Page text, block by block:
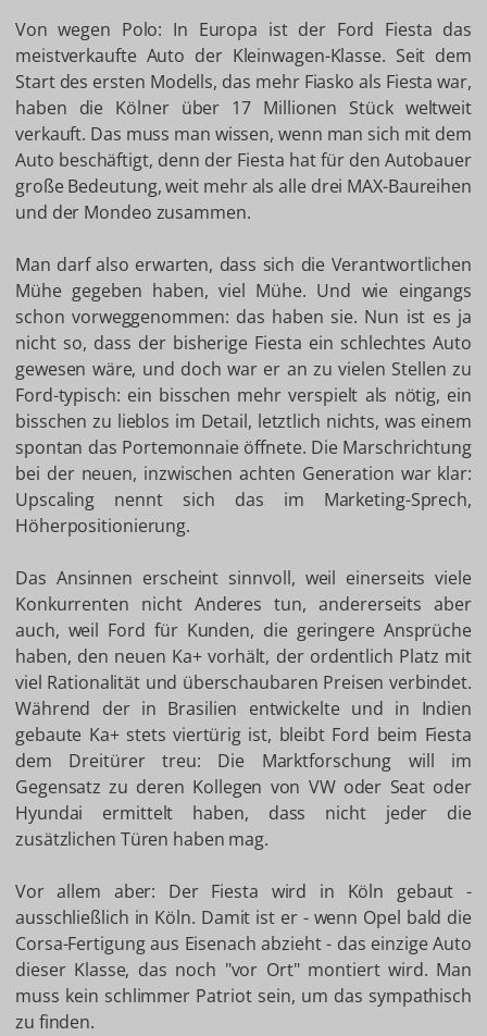
Von wegen Polo: In Europa ist der Ford Fiesta das
meistverkaufte Auto der Kleinwagen-Klasse. Seit dem
Start des ersten Modells, das mehr Fiasko als Fiesta war,
haben die Kölner über 17 Millionen Stück weltweit
verkauft. Das muss man wissen, wenn man sich mit dem
Auto beschäftigt, denn der Fiesta hat für den Autobauer
große Bedeutung, weit mehr als alle drei MAX-Baureihen
und der Mondeo zusammen.
Man darf also erwarten, dass sich die Verantwortlichen
Mühe gegeben haben, viel Mühe. Und wie eingangs
schon vorweggenommen: das haben sie. Nun ist es ja
nicht so, dass der bisherige Fiesta ein schlechtes Auto
gewesen wäre, und doch war er an zu vielen Stellen zu
Ford-typisch: ein bisschen mehr verspielt als nötig, ein
bisschen zu lieblos im Detail, letztlich nichts, was einem
spontan das Portemonnaie öffnete. Die Marschrichtung
bei der neuen, inzwischen achten Generation war klar:
Upscaling nennt sich das im Marketing-Sprech,
Höherpositionierung.
Das Ansinnen erscheint sinnvoll, weil einerseits viele
Konkurrenten nicht Anderes tun, andererseits aber
auch, weil Ford für Kunden, die geringere Ansprüche
haben, den neuen Ka+ vorhält, der ordentlich Platz mit
viel Rationalität und überschaubaren Preisen verbindet.
Während der in Brasilien entwickelte und in Indien
gebaute Ka+ stets viertürig ist, bleibt Ford beim Fiesta
dem Dreitürer treu: Die Marktforschung will im
Gegensatz zu deren Kollegen von VW oder Seat oder
Hyundai ermittelt haben, dass nicht jeder die
zusätzlichen Türen haben mag.
Vor allem aber: Der Fiesta wird in Köln gebaut -
ausschließlich in Köln. Damit ist er - wenn Opel bald die
Corsa-Fertigung aus Eisenach abzieht - das einzige Auto
dieser Klasse, das noch "vor Ort" montiert wird. Man
muss kein schlimmer Patriot sein, um das sympathisch
zu finden.